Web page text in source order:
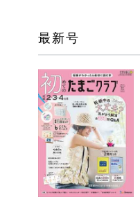
最新号